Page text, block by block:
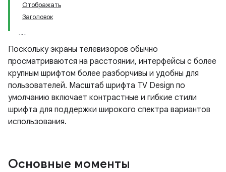
Отображать
Заголовок
Поскольку экраны телевизоров обычно
просматриваются на расстоянии, интерфейсы с более
крупным шрифтом более разборчивы и удобны для
пользователей. Масштаб шрифта TV Design по
умолчанию включает контрастные и гибкие стили
шрифта для поддержки широкого спектра вариантов
использования.
Основные моменты